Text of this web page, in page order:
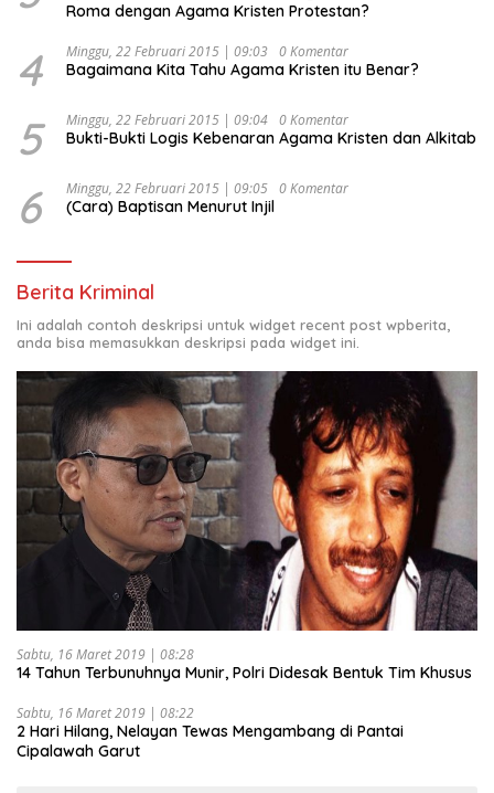
Roma dengan Agama Kristen Protestan?
4 Minggu, 22 Februari 2015 | 09:03 0 Komentar
Bagaimana Kita Tahu Agama Kristen itu Benar?
5 Minggu, 22 Februari 2015 | 09:04 0 Komentar
Bukti-Bukti Logis Kebenaran Agama Kristen dan Alkitab
6 Minggu, 22 Februari 2015 | 09:05 0 Komentar
(Cara) Baptisan Menurut Injil
Berita Kriminal
Ini adalah contoh deskripsi untuk widget recent post wpberita,
anda bisa memasukkan deskripsi pada widget ini.
Sabtu, 16 Maret 2019 | 08:28
14 Tahun Terbunuhnya Munir, Polri Didesak Bentuk Tim Khusus
Sabtu, 16 Maret 2019 | 08:22
2 Hari Hilang, Nelayan Tewas Mengambang di Pantai
Cipalawah Garut